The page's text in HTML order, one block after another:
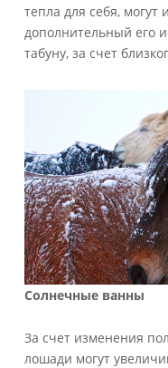
тепла для себя, могут
дополнительный его
табуну, за счет
Солнечные ванны
За счет изменения
лошади могут